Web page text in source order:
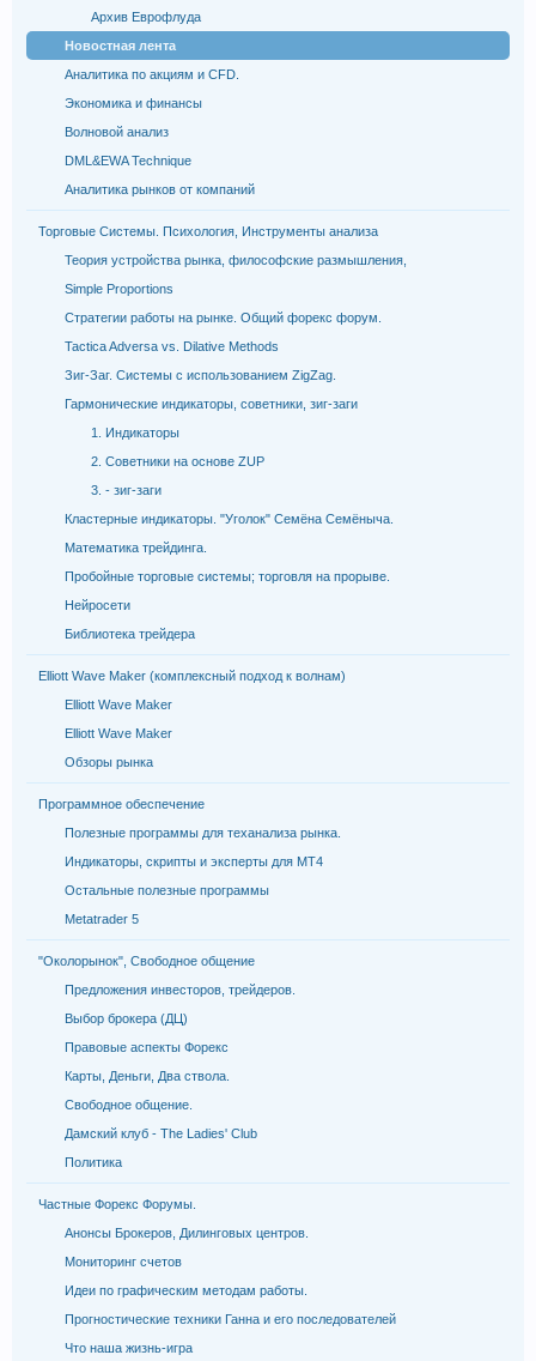
Архив Еврофлуда
Новостная лента
Аналитика по акциям и CFD.
Экономика и финансы
Волновой анализ
DML&EWA Technique
Аналитика рынков от компаний
Торговые Системы. Психология, Инструменты анализа
Теория устройства рынка, философские размышления,
Simple Proportions
Стратегии работы на рынке. Общий форекс форум.
Tactica Adversa vs. Dilative Methods
Зиг-Заг. Системы с использованием ZigZag.
Гармонические индикаторы, советники, зиг-заги
1. Индикаторы
2. Советники на основе ZUP
3. - зиг-заги
Кластерные индикаторы. "Уголок" Семёна Семёныча.
Математика трейдинга.
Пробойные торговые системы; торговля на прорыве.
Нейросети
Библиотека трейдера
Elliott Wave Maker (комплексный подход к волнам)
Elliott Wave Maker
Elliott Wave Maker
Обзоры рынка
Программное обеспечение
Полезные программы для теханализа рынка.
Индикаторы, скрипты и эксперты для МТ4
Остальные полезные программы
Metatrader 5
"Околорынок", Свободное общение
Предложения инвесторов, трейдеров.
Выбор брокера (ДЦ)
Правовые аспекты Форекс
Карты, Деньги, Два ствола.
Свободное общение.
Дамский клуб - The Ladies' Club
Политика
Частные Форекс Форумы.
Анонсы Брокеров, Дилинговых центров.
Мониторинг счетов
Идеи по графическим методам работы.
Прогностические техники Ганна и его последователей
Что наша жизнь-игра